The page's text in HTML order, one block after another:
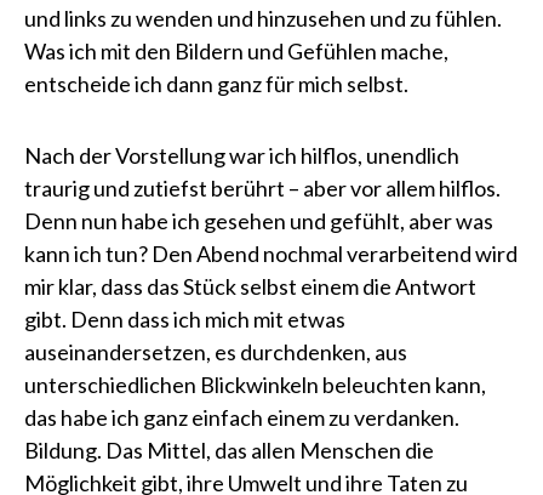
und links zu wenden und hinzusehen und zu fühlen.
Was ich mit den Bildern und Gefühlen mache,
entscheide ich dann ganz für mich selbst.
Nach der Vorstellung war ich hilflos, unendlich
traurig und zutiefst berührt – aber vor allem hilflos.
Denn nun habe ich gesehen und gefühlt, aber was
kann ich tun? Den Abend nochmal verarbeitend wird
mir klar, dass das Stück selbst einem die Antwort
gibt. Denn dass ich mich mit etwas
auseinandersetzen, es durchdenken, aus
unterschiedlichen Blickwinkeln beleuchten kann,
das habe ich ganz einfach einem zu verdanken.
Bildung. Das Mittel, das allen Menschen die
Möglichkeit gibt, ihre Umwelt und ihre Taten zu